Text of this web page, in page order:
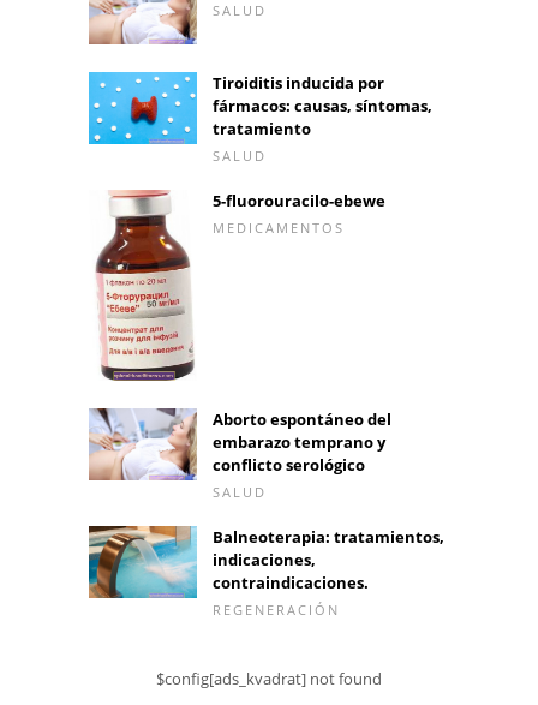
SALUD
Tiroiditis inducida por
fármacos: causas, síntomas,
tratamiento
SALUD
5-fluorouracilo-ebewe
MEDICAMENTOS
Aborto espontáneo del
embarazo temprano y
conflicto serológico
SALUD
Balneoterapia: tratamientos,
indicaciones,
contraindicaciones.
REGENERACIÓN
$config[ads_kvadrat] not found